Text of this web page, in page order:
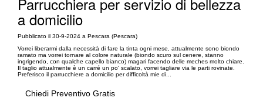
a domicilio
Pubblicato il 30-9-2024 a Pescara (Pescara)
Vorrei liberarmi dalla necessità di fare la tinta ogni mese, attualmente sono biondo
ramato ma vorrei tornare al colore naturale (biondo scuro sul cenere, stanno
ingrigendo, con qualche capello bianco) magari facendo delle meches molto chiare.
Il taglio attualmente è un carré un po' scalato, vorrei tagliare via le parti rovinate.
Preferisco il parrucchiere a domicilio per difficoltà mie di...
Chiedi Preventivo Gratis